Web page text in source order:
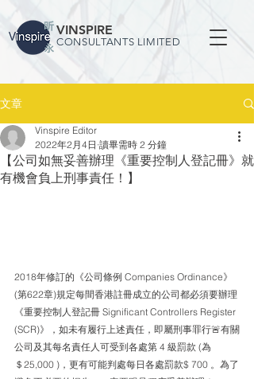
VINSPIRE
CONSULTANTS LIMITED
文章
【公司如無妥善辦理《重要控制人登記冊》就
有機會負上刑事責任！】
Vinspire Editor
2022年2月4日 讀畢需時 2 分鐘
2018年修訂的《公司條例 Companies Ordinance》
(第622章)規定每間香港註冊成立的公司都必須要辦理
《重要控制人登記冊 Significant Controllers Register
(SCR)》，如未有履行上述責任，即屬刑事罪行🚨有關
公司及其每名責任人可受到各處第 4 級罰款 (為
＄25,000 )，更有可能判處每日各處罰款$ 700 。為了